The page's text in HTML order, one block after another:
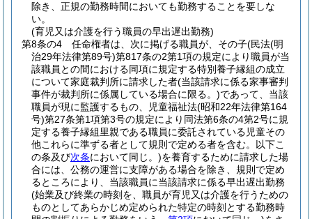
除き、正規の勤務時間においても勤務することを要しな
い。
(育児又は介護を行う職員の早出遅出勤務)
第8条の4
任命権者は、次に掲げる職員が、その子(民法(明
治29年法律第89号)第817条の2第1項の規定により職員が当
該職員との間における同項に規定する特別養子縁組の成立
について家庭裁判所に請求した者(当該請求に係る家事審判
事件が裁判所に係属している場合に限る。)であって、当該
職員が現に監護するもの、児童福祉法(昭和22年法律第164
号)第27条第1項第3号の規定により同法第6条の4第2号に規
定する養子縁組里親である職員に委託されている児童その
他これらに準ずる者として規則で定める者を含む。以下こ
の条及び次条において同じ。)を養育するために請求した場
合には、公務の運営に支障がある場合を除き、規則で定め
るところにより、当該職員に当該請求に係る早出遅出勤務
(始業及び終業の時刻を、職員が育児又は介護を行うための
ものとしてあらかじめ定められた特定の時刻とする勤務時